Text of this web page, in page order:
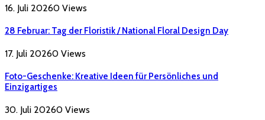
16. Juli 20260 Views
28 Februar: Tag der Floristik / National Floral Design Day
17. Juli 20260 Views
Foto-Geschenke: Kreative Ideen für Persönliches und
Einzigartiges
30. Juli 20260 Views